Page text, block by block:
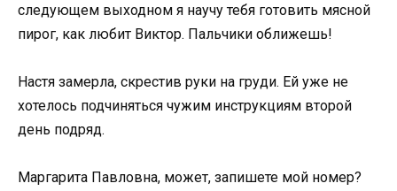
следующем выходном я научу тебя готовить мясной
пирог, как любит Виктор. Пальчики оближешь!
Настя замерла, скрестив руки на груди. Ей уже не
хотелось подчиняться чужим инструкциям второй
день подряд.
Маргарита Павловна, может, запишете мой номер?